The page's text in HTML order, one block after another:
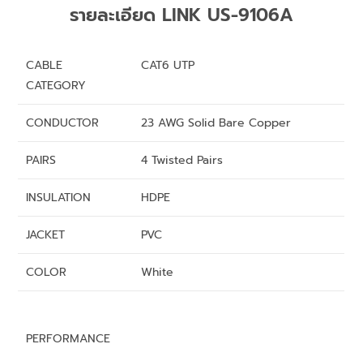
รายละเอียด LINK US-9106A
CABLE
CATEGORY
CAT6 UTP
CONDUCTOR 23 AWG Solid Bare Copper
PAIRS 4 Twisted Pairs
INSULATION HDPE
JACKET PVC
COLOR White
PERFORMANCE